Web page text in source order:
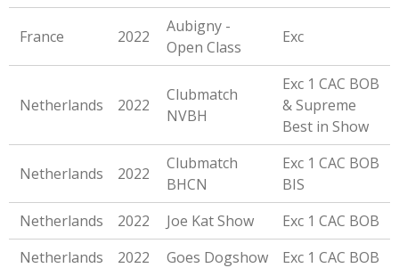
France 2022
Aubigny -
Open Class
Exc
Netherlands 2022
Clubmatch
NVBH
Exc 1 CAC BOB
& Supreme
Best in Show
Netherlands 2022
Clubmatch
BHCN
Exc 1 CAC BOB
BIS
Netherlands
2022 Joe Kat Show
Exc 1 CAC BOB
Netherlands
2022 Goes Dogshow Exc 1 CAC BOB